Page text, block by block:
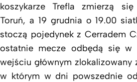
koszykarze Trefla zmierzą
Toruń, a 19 grudnia o 19.00
stoczą pojedynek z Cerradem
ostatnie mecze odbędą się w
wejściu głównym zlokalizowany
w którym w dni powszednie